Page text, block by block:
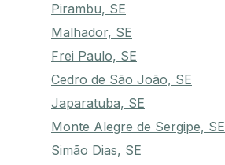
Pirambu, SE
Malhador, SE
Frei Paulo, SE
Cedro de São João, SE
Japaratuba, SE
Monte Alegre de Sergipe, SE
Simão Dias, SE